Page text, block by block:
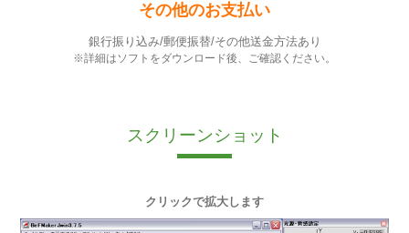
その他のお支払い
銀行振り込み/郵便振替/その他送金方法あり
※詳細はソフトをダウンロード後、ご確認ください。
スクリーンショット
クリックで拡大します